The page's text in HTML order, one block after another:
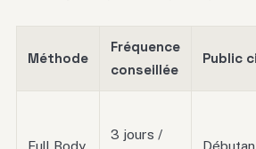
Méthode
Fréquence
conseillée
Public
Full Body
3 jours /